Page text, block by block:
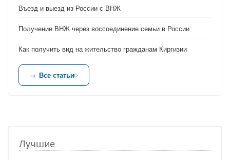
Въезд и выезд из России с ВНЖ
Получение ВНЖ через воссоединение семьи в России
Как получить вид на жительство гражданам Киргизии
Все статьи
Лучшие